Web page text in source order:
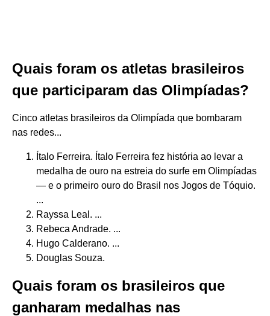
Quais foram os atletas brasileiros
que participaram das Olimpíadas?
Cinco atletas brasileiros da Olimpíada que bombaram
nas redes...
Ítalo Ferreira. Ítalo Ferreira fez história ao levar a
medalha de ouro na estreia do surfe em Olimpíadas
— e o primeiro ouro do Brasil nos Jogos de Tóquio.
...
Rayssa Leal. ...
Rebeca Andrade. ...
Hugo Calderano. ...
Douglas Souza.
Quais foram os brasileiros que
ganharam medalhas nas